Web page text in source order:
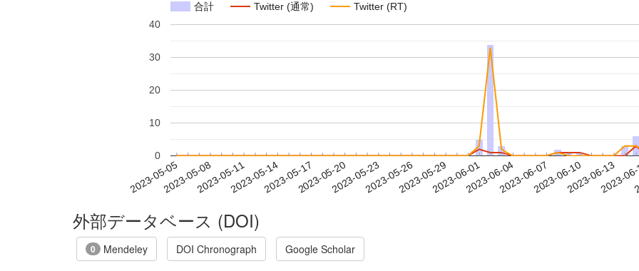
合計 Twitter (通常) Twitter (RT)
2023-05-052023-05-082023-05-112023-05-142023-05-172023-05-202023-05-232023-05-262023-05-292023-06-012023-06-042023-06-072023-06-102023-06-13
2023-
0
10
20
30
40
外部データベース (DOI)
0 Mendeley DOI Chronograph Google Scholar